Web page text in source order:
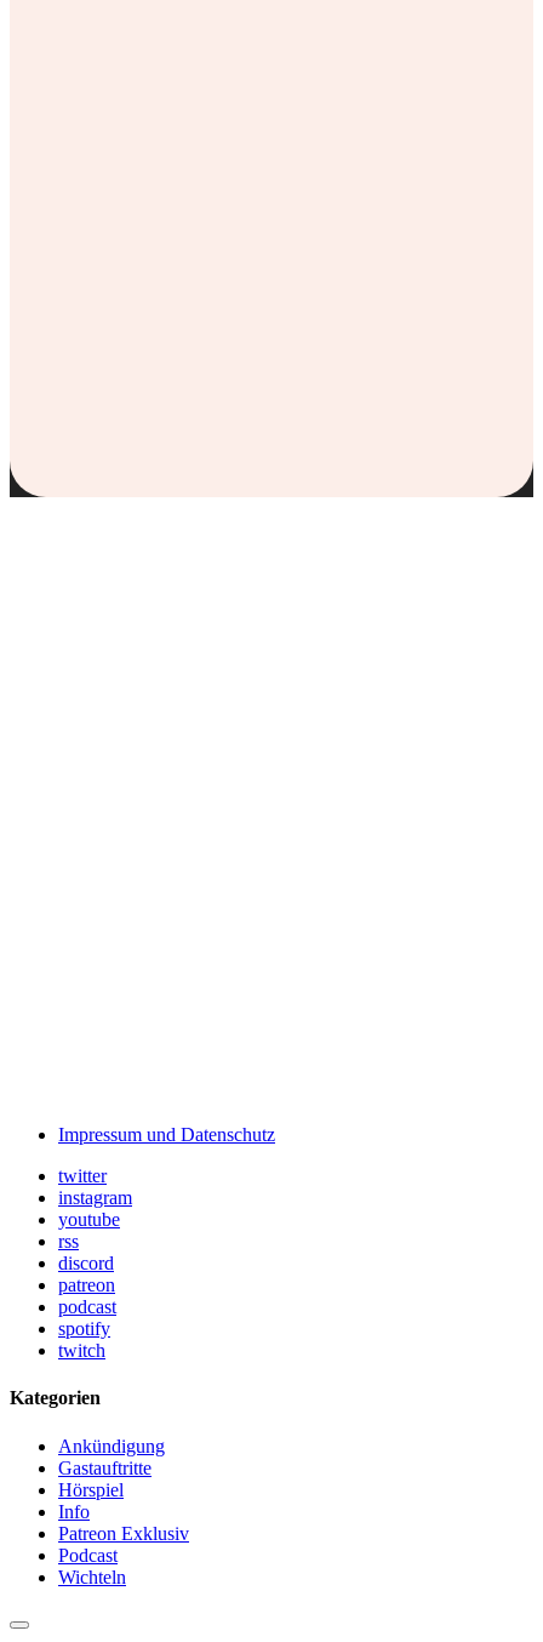
Impressum und Datenschutz
twitter
instagram
youtube
rss
discord
patreon
podcast
spotify
twitch
Kategorien
Ankündigung
Gastauftritte
Hörspiel
Info
Patreon Exklusiv
Podcast
Wichteln